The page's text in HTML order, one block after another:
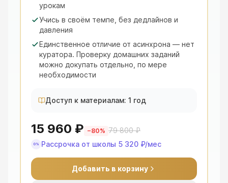
урокам
Учись в своём темпе, без дедлайнов и
давления
Единственное отличие от асинхрона — нет
куратора. Проверку домашних заданий
можно докупать отдельно, по мере
необходимости
Доступ к материалам: 1 год
15 960 ₽ −80% 79 800 ₽
0% Рассрочка от школы 5 320 ₽/мес
Добавить в корзину